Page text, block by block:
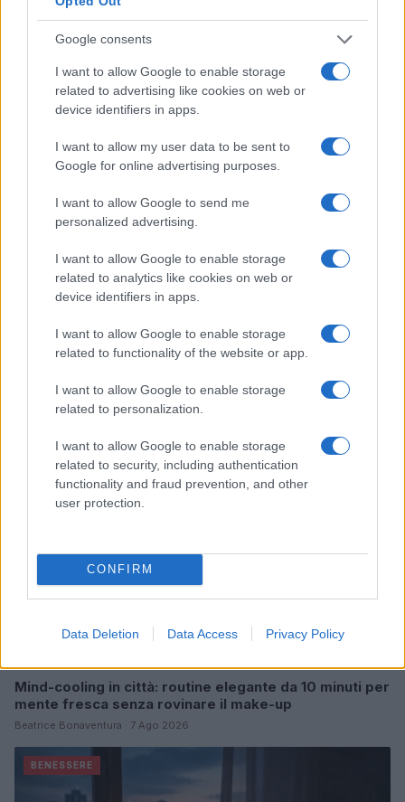
Google consents
I want to allow Google to enable storage
related to advertising like cookies on web or
device identifiers in apps.
I want to allow my user data to be sent to
Google for online advertising purposes.
I want to allow Google to send me
personalized advertising.
I want to allow Google to enable storage
related to analytics like cookies on web or
device identifiers in apps.
I want to allow Google to enable storage
related to functionality of the website or app.
I want to allow Google to enable storage
related to personalization.
I want to allow Google to enable storage
related to security, including authentication
functionality and fraud prevention, and other
user protection.
CONFIRM
Data Deletion Data Access Privacy Policy
Continua a leggere
Mind-cooling in città: routine elegante da 10 minuti per
mente fresca senza rovinare il make-up
Beatrice Bonaventura · 7 Ago 2026
BENESSERE